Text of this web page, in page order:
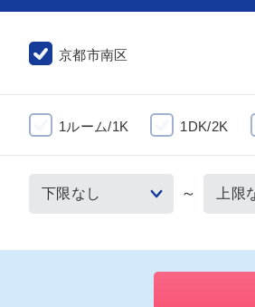
京都市南区
1ルーム/1K 1DK/2K
～